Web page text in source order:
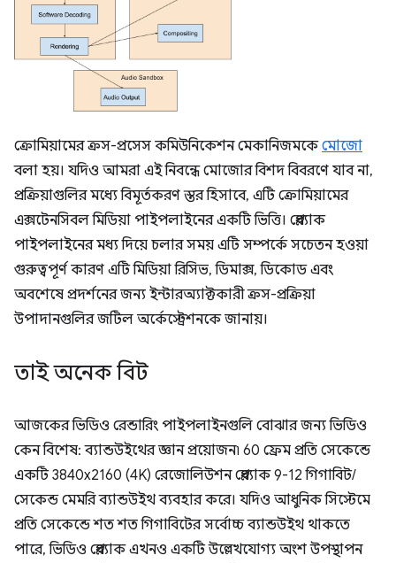
ক্রোমিয়ামের ক্রস-প্রসেস কমিউনিকেশন মেকানিজমকেমোজো
বলা হয়। যদিও আমরা এই নিবন্ধে মোজোর বিশদ বিবরণে যাব না,
প্রক্রিয়াগুলির মধ্যে বিমূর্তকরণ স্তর হিসাবে, এটি ক্রোমিয়ামের
এক্সটেনসিবল মিডিয়া পাইপলাইনের একটি ভিত্তি। প্লেব্যাক
পাইপলাইনের মধ্য দিয়ে চলার সময় এটি সম্পর্কে সচেতন হওয়া
গুরুত্বপূর্ণ কারণ এটি মিডিয়া রিসিভ, ডিমাক্স, ডিকোড এবং
অবশেষে প্রদর্শনের জন্য ইন্টারঅ্যাক্টকারী ক্রস-প্রক্রিয়া
উপাদানগুলির জটিল অর্কেস্ট্রেশনকে জানায়।
তাই অনেক বিট
আজকের ভিডিও রেন্ডারিং পাইপলাইনগুলি বোঝার জন্য ভিডিও
কেন বিশেষ: ব্যান্ডউইথের জ্ঞান প্রয়োজন৷ 60 ফ্রেম প্রতি সেকেন্ডে
একটি 3840x2160 (4K) রেজোলিউশন প্লেব্যাক 9-12 গিগাবিট/
সেকেন্ড মেমরি ব্যান্ডউইথ ব্যবহার করে। যদিও আধুনিক সিস্টেমে
প্রতি সেকেন্ডে শত শত গিগাবিটের সর্বোচ্চ ব্যান্ডউইথ থাকতে
পারে, ভিডিও প্লেব্যাক এখনও একটি উল্লেখযোগ্য অংশ উপস্থাপন